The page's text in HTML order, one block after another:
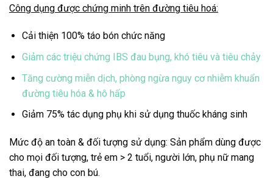
Công dụng được chứng minh trên đường tiêu hoá:
Cải thiện 100% táo bón chức năng
Giảm các triệu chứng IBS đau bụng, khó tiêu và tiêu chảy
Tăng cường miễn dịch, phòng ngừa nguy cơ nhiễm khuẩn
đường tiêu hóa & hô hấp
Giảm 75% tác dụng phụ khi sử dụng thuốc kháng sinh
Mức độ an toàn & đối tượng sử dụng: Sản phẩm dùng được
cho mọi đối tượng, trẻ em > 2 tuổi, người lớn, phụ nữ mang
thai, đang cho con bú.